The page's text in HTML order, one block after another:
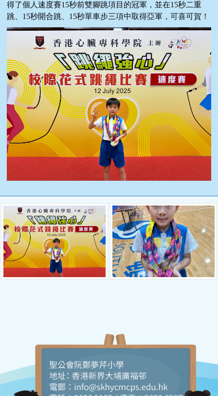
得了個人速度賽15秒前雙腳跳項目的冠軍，並在15秒二重
跳、15秒開合跳、15秒單車步三項中取得亞軍，可喜可賀！